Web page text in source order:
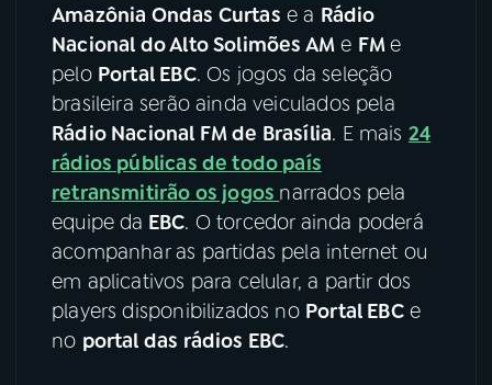
Amazônia Ondas Curtas e a Rádio
Nacional do Alto Solimões AM e FMe
pelo Portal EBC. Os jogos da seleção
brasileira serão ainda veiculados pela
Rádio Nacional FM de Brasília. E mais 24
rádios públicas de todo país
retransmitirão os jogos narrados pela
equipe da EBC. O torcedor ainda poderá
acompanhar as partidas pela internet ou
em aplicativos para celular, a partir dos
players disponibilizados no Portal EBCe
no portal das rádios EBC.